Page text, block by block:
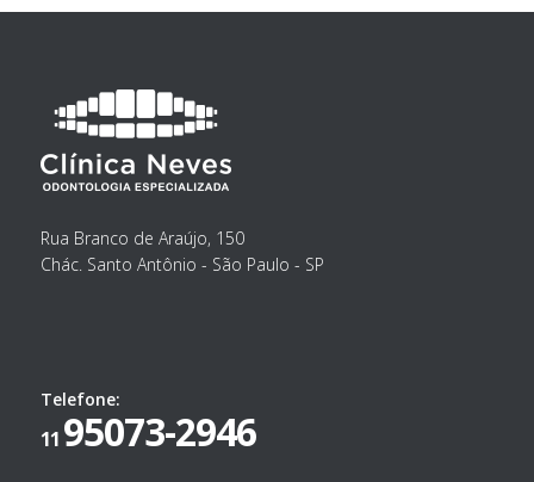
Rua Branco de Araújo, 150
Chác. Santo Antônio - São Paulo - SP
Telefone:
11 95073-2946